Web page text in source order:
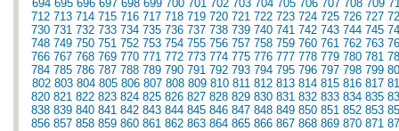
694 695 696 697 698 699 700 701 702 703 704 705 706 707 708 709
712 713 714 715 716 717 718 719 720 721 722 723 724 725 726 727
730 731 732 733 734 735 736 737 738 739 740 741 742 743 744 745
748 749 750 751 752 753 754 755 756 757 758 759 760 761 762 763
766 767 768 769 770 771 772 773 774 775 776 777 778 779 780 781
784 785 786 787 788 789 790 791 792 793 794 795 796 797 798 799
802 803 804 805 806 807 808 809 810 811 812 813 814 815 816 817
820 821 822 823 824 825 826 827 828 829 830 831 832 833 834 835
838 839 840 841 842 843 844 845 846 847 848 849 850 851 852 853
856 857 858 859 860 861 862 863 864 865 866 867 868 869 870 871